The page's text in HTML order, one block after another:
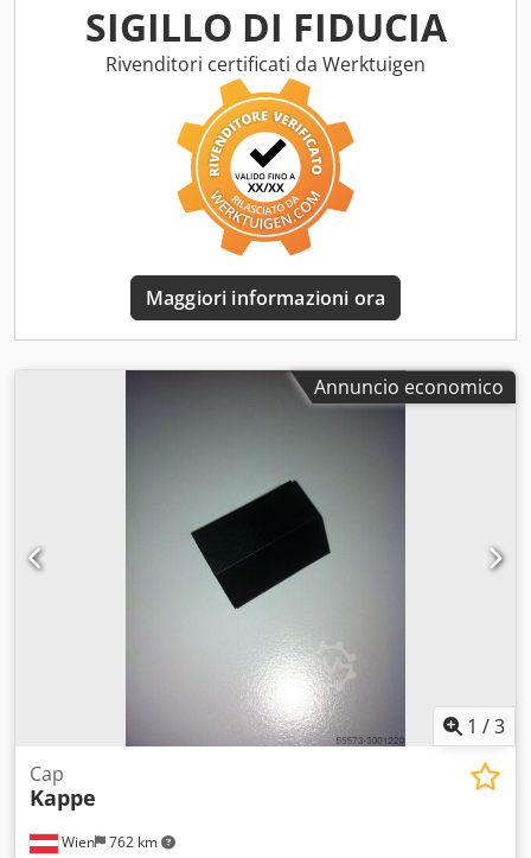
SIGILLO DI FIDUCIA
Rivenditori certificati da Werktuigen
Maggiori informazioni ora
Annuncio economico
1 /3
Wien 762 km
Cap
Kappe